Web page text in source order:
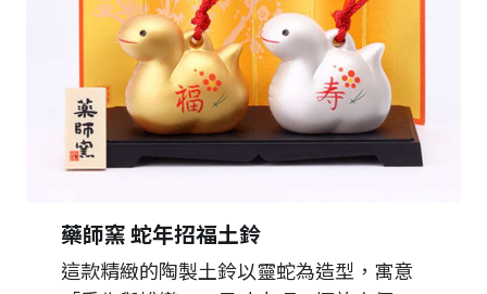
藥師窯 蛇年招福土鈴
這款精緻的陶製土鈴以靈蛇為造型，寓意